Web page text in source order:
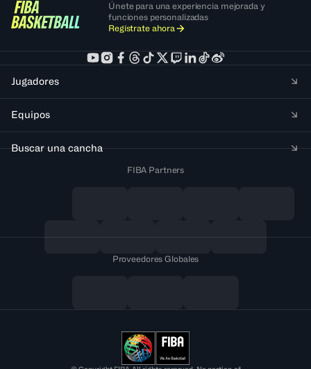
Únete para una experiencia mejorada y
funciones personalizadas
Regístrate ahora
Jugadores
Equipos
Buscar una cancha
FIBA Partners
Proveedores Globales